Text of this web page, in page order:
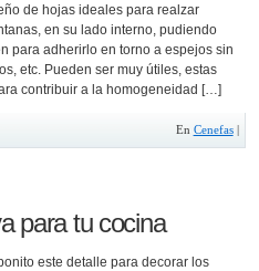
de hojas ideales para realzar
en su lado interno, pudiendo
para adherirlo en torno a espejos sin
etc. Pueden ser muy útiles, estas
contribuir a la homogeneidad […]
En Cenefas|
para tu cocina
este detalle para decorar los